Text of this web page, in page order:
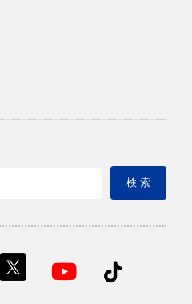
検 索